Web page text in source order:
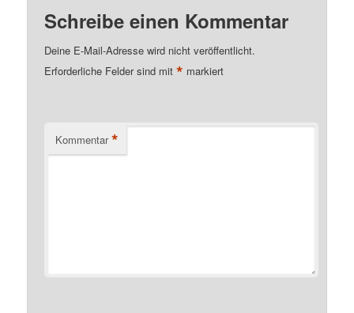
Schreibe einen Kommentar
Deine E-Mail-Adresse wird nicht veröffentlicht.
Erforderliche Felder sind mit* markiert
Kommentar *